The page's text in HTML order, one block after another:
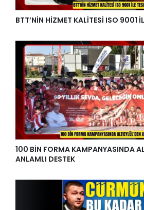
BTT’NİN HİZMET KALİTESİ ISO 9001
100 BİN FORMA KAMPANYASINDA
ANLAMLI DESTEK